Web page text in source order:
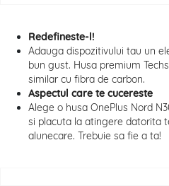
Redefineste-l!
Adauga dispozitivului tau un
bun gust. Husa premium
similar cu fibra de carbon.
Aspectul care te cucereste
Alege o husa OnePlus Nord
si placuta la atingere datorita
alunecare. Trebuie sa fie a ta!